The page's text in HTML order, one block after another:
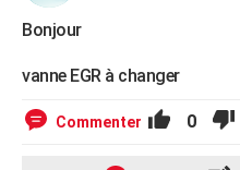
Bonjour
vanne EGR à changer
Commenter 0